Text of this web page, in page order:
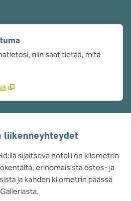
niin saat tietää, mitä
liikenneyhteydet
sijaitseva hotelli on kilometrin
erinomaisista ostos- ja
ja kahden kilometrin päässä
Galleriasta.